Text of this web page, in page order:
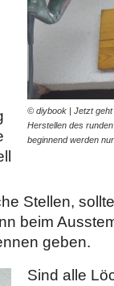
© diybook | Jetzt
Herstellen des
beginnend werden
Stellen,
beim
geben.
Sind alle